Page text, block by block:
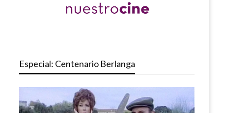
Especial: Centenario Berlanga